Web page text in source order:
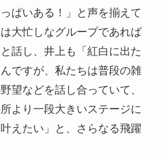
ぱいある！」と声を揃えて
大忙しなグループであれば
話し、井上も「紅白に出た
ですが、私たちは普段の雑
望などを話し合っていて、
より一段大きいステージに
えたい」と、さらなる飛躍